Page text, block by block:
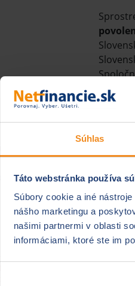
Súhlas
Táto webstránka používa
Súbory cookie a iné
nášho marketingu a
našimi partnermi v oblasti
informáciami, ktoré ste im
je
udelila
medzi
Od